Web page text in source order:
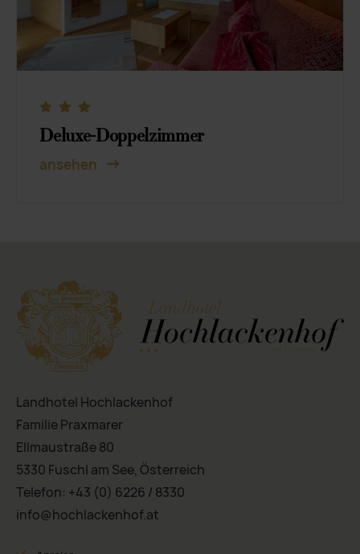
Deluxe-Doppelzimmer
ansehen
Landhotel Hochlackenhof
Familie Praxmarer
Ellmaustraße 80
5330 Fuschl am See, Österreich
Telefon: +43 (0) 6226 / 8330
info@hochlackenhof.at